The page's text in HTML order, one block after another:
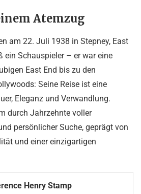
Atemzug
am 22. Juli 1938 in Stepney, East
ein Schauspieler – er war eine
East End bis zu den
Seine Reise ist eine
Eleganz und Verwandlung.
durch Jahrzehnte voller
persönlicher Suche, geprägt von
und einer einzigartigen
Henry Stamp